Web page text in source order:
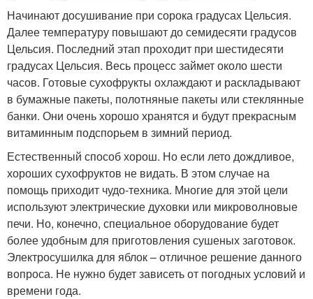
Начинают досушивание при сорока градусах Цельсия.
Далее температуру повышают до семидесяти градусов
Цельсия. Последний этап проходит при шестидесяти
градусах Цельсия. Весь процесс займет около шести
часов. Готовые сухофрукты охлаждают и раскладывают
в бумажные пакеты, полотняные пакеты или стеклянные
банки. Они очень хорошо хранятся и будут прекрасным
витаминным подспорьем в зимний период.
Естественный способ хорош. Но если лето дождливое,
хороших сухофруктов не видать. В этом случае на
помощь приходит чудо-техника. Многие для этой цели
используют электрические духовки или микроволновые
печи. Но, конечно, специальное оборудование будет
более удобным для приготовления сушеных заготовок.
Электросушилка для яблок – отличное решение данного
вопроса. Не нужно будет зависеть от погодных условий и
времени года.